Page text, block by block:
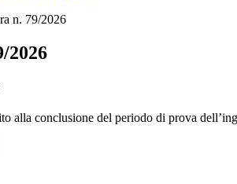
n. 79/2026
2026
alla conclusione del periodo di prova